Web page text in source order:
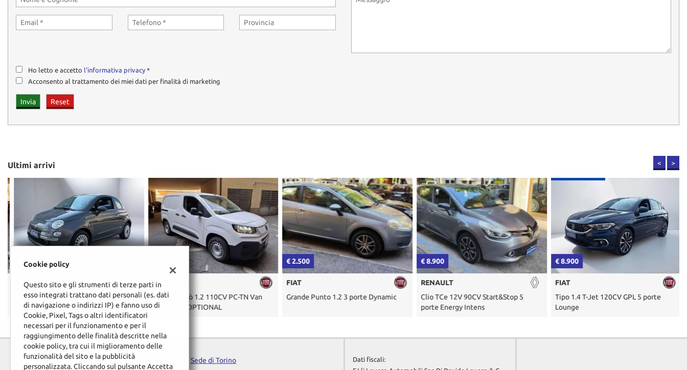
Ho letto e accetto l'informativa privacy *
Acconsento al trattamento dei miei dati per finalità di marketing
Ultimi arrivi < >
€ 6.900
FIAT
500 1.2 Lounge
FIAT
Doblo Doblò 1.2 110CV PC-TN Van
KM0 FULL OPTIONAL
€ 2.500
FIAT
Grande Punto 1.2 3 porte Dynamic
€ 8.900
RENAULT
Clio TCe 12V 90CV Start&Stop 5
porte Energy Intens
€ 8.900
FIAT
Tipo 1.4 T-Jet 120CV GPL 5 porte
Lounge
Sede di Torino
Dati fiscali:
Cookie policy
Questo sito e gli strumenti di terze parti in
esso integrati trattano dati personali (es. dati
di navigazione o indirizzi IP) e fanno uso di
Cookie, Pixel, Tags o altri identificatori
necessari per il funzionamento e per il
raggiungimento delle finalità descritte nella
cookie policy, tra cui il miglioramento delle
funzionalità del sito e la pubblicità
personalizzata. Cliccando sul pulsante Accetta
Cookie per il miglioramento dell'esperienza utente
Cookie di marketing